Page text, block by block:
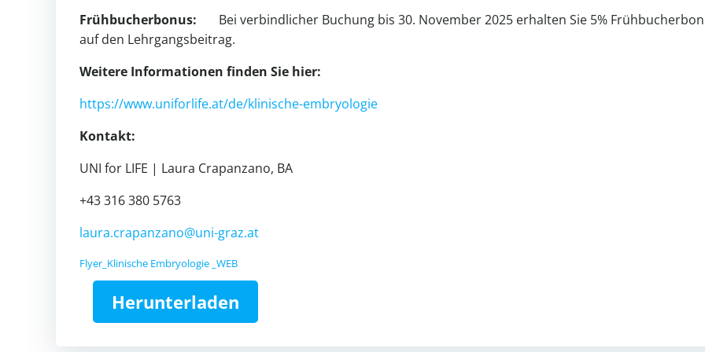
Früh­bu­cher­bonus: Bei ver­bind­li­cher Buchung bis 30. November 2025 erhalten Sie 5%
auf den Lehr­gangs­bei­trag.
Wei­tere Infor­ma­tionen finden Sie hier:
https://www.uniforlife.at/de/klinische-embryologie
Kon­takt:
UNI for LIFE | Laura Cra­panzano, BA
+43 316 380 5763
laura.​crapanzano@​uni-​graz.​at
Flyer_Klinische Embryo­logie _WEB
Her­un­ter­laden